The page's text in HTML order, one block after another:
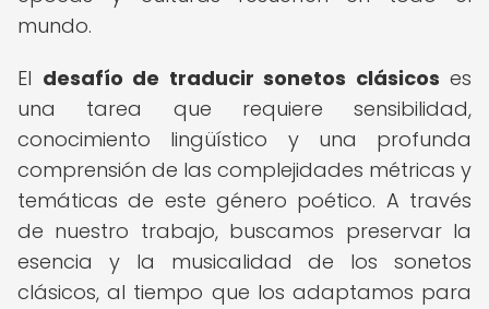
mundo.
El desafío de traducir sonetos clásicos es
una tarea que requiere sensibilidad,
conocimiento lingüístico y una profunda
comprensión de las complejidades métricas y
temáticas de este género poético. A través
de nuestro trabajo, buscamos preservar la
esencia y la musicalidad de los sonetos
clásicos, al tiempo que los adaptamos para